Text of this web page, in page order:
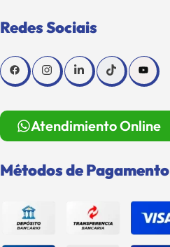
Redes Sociais
Atendimiento Online
Métodos de Pagamento